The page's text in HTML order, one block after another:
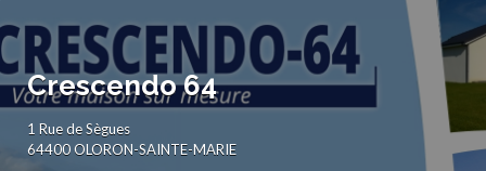
Crescendo 64
1 Rue de Sègues
64400 OLORON-SAINTE-MARIE